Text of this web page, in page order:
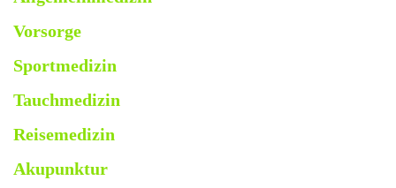
Vorsorge
Sportmedizin
Tauchmedizin
Reisemedizin
Akupunktur